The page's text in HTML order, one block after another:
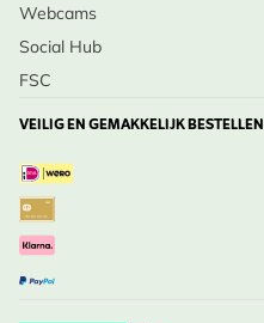
Webcams
Social Hub
FSC
VEILIG EN GEMAKKELIJK BESTELLEN